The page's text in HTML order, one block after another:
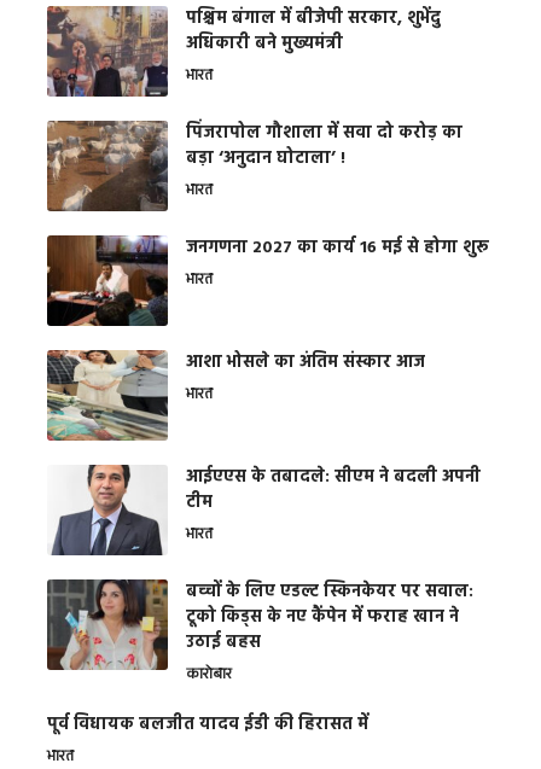
पश्चिम बंगाल में बीजेपी सरकार, शुभेंदु
अधिकारी बने मुख्यमंत्री
भारत
​पिंजरापोल गौशाला में सवा दो करोड़ का
बड़ा ‘अनुदान घोटाला’ !
भारत
जनगणना 2027 का कार्य 16 मई से होगा शुरू
भारत
आशा भोसले का अंतिम संस्कार आज
भारत
आईएएस के तबादले: सीएम ने बदली अपनी
टीम
भारत
बच्चों के लिए एडल्ट स्किनकेयर पर सवाल:
टूको किड्स के नए कैंपेन में फराह खान ने
उठाई बहस
कारोबार
पूर्व विधायक बलजीत यादव ईडी की हिरासत में
भारत